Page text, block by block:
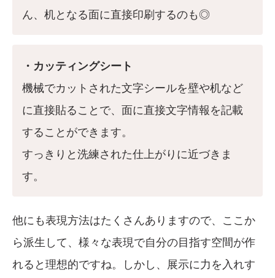
ん、机となる面に直接印刷するのも◎
・カッティングシート
機械でカットされた文字シールを壁や机など
に直接貼ることで、面に直接文字情報を記載
することができます。
すっきりと洗練された仕上がりに近づきま
す。
他にも表現方法はたくさんありますので、ここか
ら派生して、様々な表現で自分の目指す空間が作
れると理想的ですね。しかし、展示に力を入れす